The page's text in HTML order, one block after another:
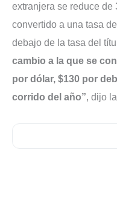
extranjera se reduce de
convertido a una tasa
debajo de la tasa del
cambio a la que se
por dólar, $130 por
corrido del año”, dijo